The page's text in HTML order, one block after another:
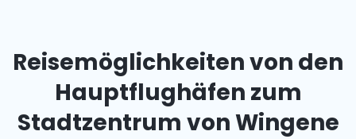
Reisemöglichkeiten von den
Hauptflughäfen zum
Stadtzentrum von Wingene